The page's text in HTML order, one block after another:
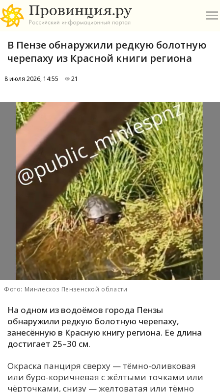
А
Б
Е
И
М
О
П
Р
С
У
Х
В Пензе обнаружили редкую болотную
черепаху из Красной книги региона
8 июля 2026, 14:55 21
Фото: Минлесхоз Пензенской области
На одном из водоёмов города Пензы
обнаружили редкую болотную черепаху,
занесённую в Красную книгу региона. Ее длина
достигает 25–30 см.
Окраска панциря сверху — тёмно-оливковая
или буро-коричневая с жёлтыми точками или
чёрточками, снизу — желтоватая или тёмно